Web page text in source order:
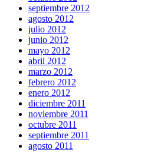
septiembre 2012
agosto 2012
julio 2012
junio 2012
mayo 2012
abril 2012
marzo 2012
febrero 2012
enero 2012
diciembre 2011
noviembre 2011
octubre 2011
septiembre 2011
agosto 2011